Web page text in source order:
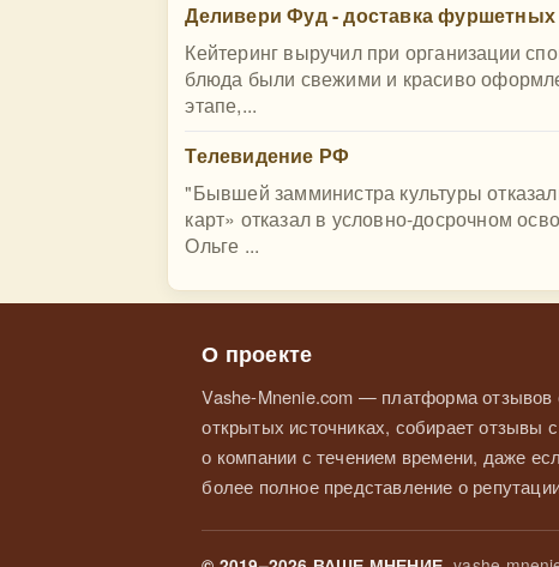
Деливери Фуд - доставка фуршетных
Кейтеринг выручил при организации
блюда были свежими и красиво
этапе,...
Телевидение РФ
"Бывшей замминистра культуры
карт» отказал в условно-досрочном
Ольге ...
О проекте
Vashe-Mnenie.com — платформа отзывов
открытых источниках, собирает отзывы
о компании с течением времени, даже
более полное представление о